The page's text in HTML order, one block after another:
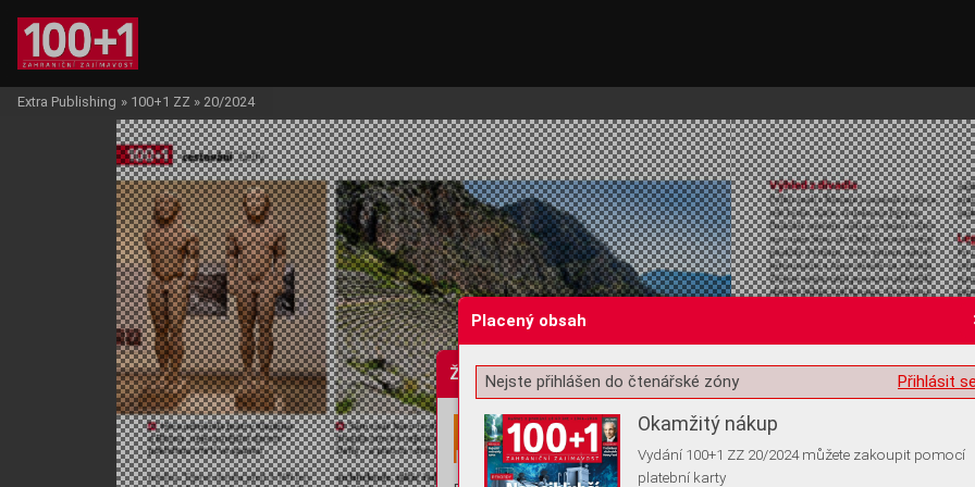
Žádost o souhlas s ukládáním volitelných informací
Extra Publishing » 100+1 ZZ » 20/2024
Placený obsah
Přihlásit
Nejste přihlášen do čtenářské zóny
Okamžitý nákup
Vydání 100+1 ZZ 20/2024 můžete zakoupit pomocí
platební karty